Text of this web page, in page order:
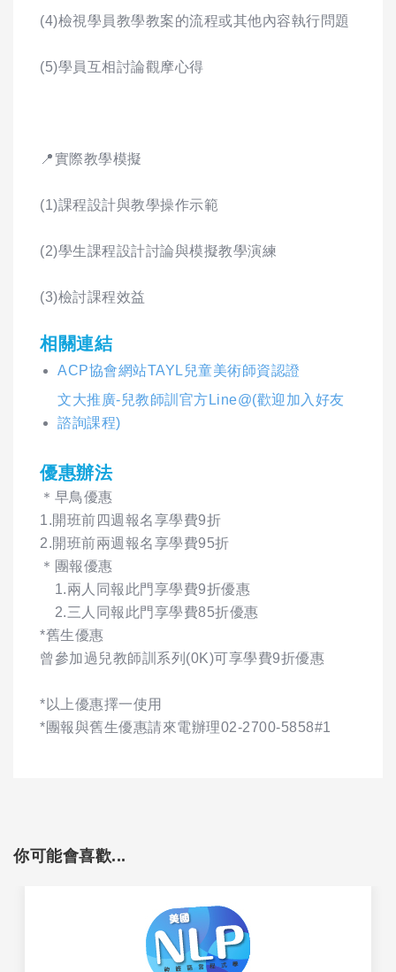
(4)檢視學員教學教案的流程或其他內容執行問題
(5)學員互相討論觀摩心得
📍實際教學模擬
(1)課程設計與教學操作示範
(2)學生課程設計討論與模擬教學演練
(3)檢討課程效益
相關連結
ACP協會網站TAYL兒童美術師資認證
文大推廣-兒教師訓官方Line@(歡迎加入好友
諮詢課程)
優惠辦法
＊早鳥優惠
1.開班前四週報名享學費9折
2.開班前兩週報名享學費95折
＊團報優惠
1.兩人同報此門享學費9折優惠
2.三人同報此門享學費85折優惠
*舊生優惠
曾參加過兒教師訓系列(0K)可享學費9折優惠
*以上優惠擇一使用
*團報與舊生優惠請來電辦理02-2700-5858#1
你可能會喜歡...